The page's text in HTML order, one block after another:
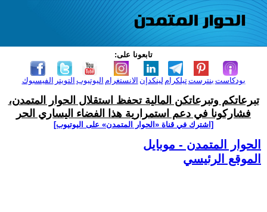
تابعونا على:
الفيسبوك التويتر اليوتيوب الانستغرام لينكدإن تيلكرامبنترست بودكاست
تبرعاتكم وتبرعاتكن المالية تحفظ استقلال الحوار المتمدن،
فشاركونا في دعم استمرارية هذا الفضاء اليساري الحر
[اشترك في قناة ‫«الحوار المتمدن» على اليوتيوب]
الحوار المتمدن - موبايل
الموقع الرئيسي